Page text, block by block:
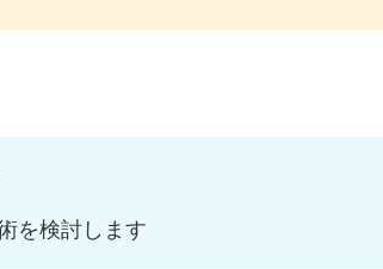
を検討します